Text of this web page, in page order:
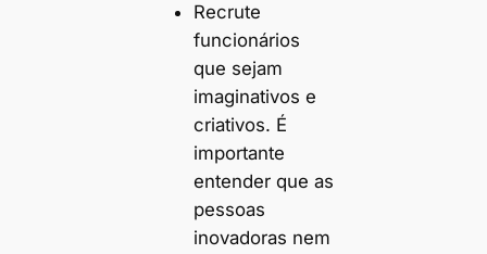
Recrute
funcionários
que sejam
imaginativos e
criativos. É
importante
entender que as
pessoas
inovadoras nem